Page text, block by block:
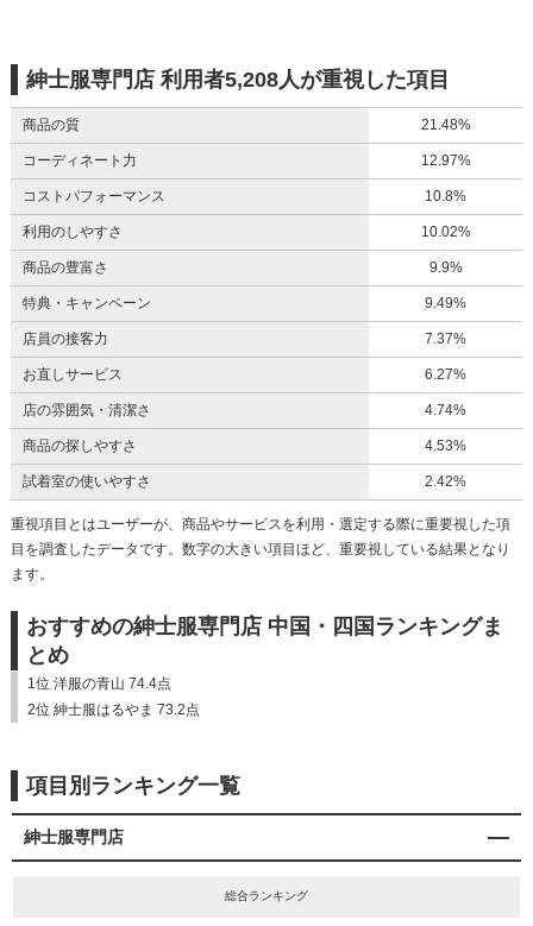
紳士服専門店 利用者5,208人が重視した項目
商品の質 21.48%
コーディネート力 12.97%
コストパフォーマンス 10.8%
利用のしやすさ 10.02%
商品の豊富さ 9.9%
特典・キャンペーン 9.49%
店員の接客力 7.37%
お直しサービス 6.27%
店の雰囲気・清潔さ 4.74%
商品の探しやすさ 4.53%
試着室の使いやすさ 2.42%
重視項目とはユーザーが、商品やサービスを利用・選定する際に重要視した項
目を調査したデータです。数字の大きい項目ほど、重要視している結果となり
ます。
おすすめの紳士服専門店 中国・四国ランキングま
とめ
1位 洋服の青山 74.4点
2位 紳士服はるやま 73.2点
項目別ランキング一覧
紳士服専門店
総合ランキング